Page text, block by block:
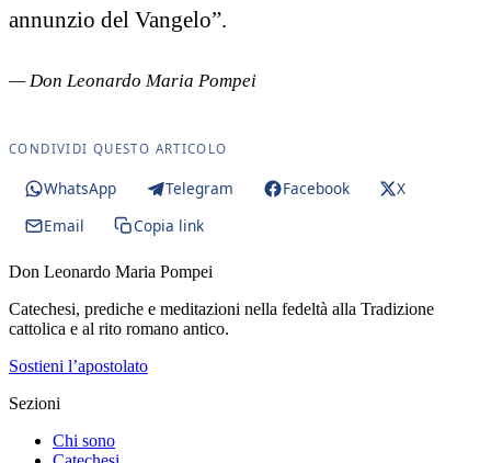
annunzio del Vangelo”.
— Don Leonardo Maria Pompei
CONDIVIDI QUESTO ARTICOLO
WhatsApp Telegram Facebook
X
Email
Copia link
Don Leonardo Maria Pompei
Catechesi, prediche e meditazioni nella fedeltà alla Tradizione
cattolica e al rito romano antico.
Sostieni l’apostolato
Sezioni
Chi sono